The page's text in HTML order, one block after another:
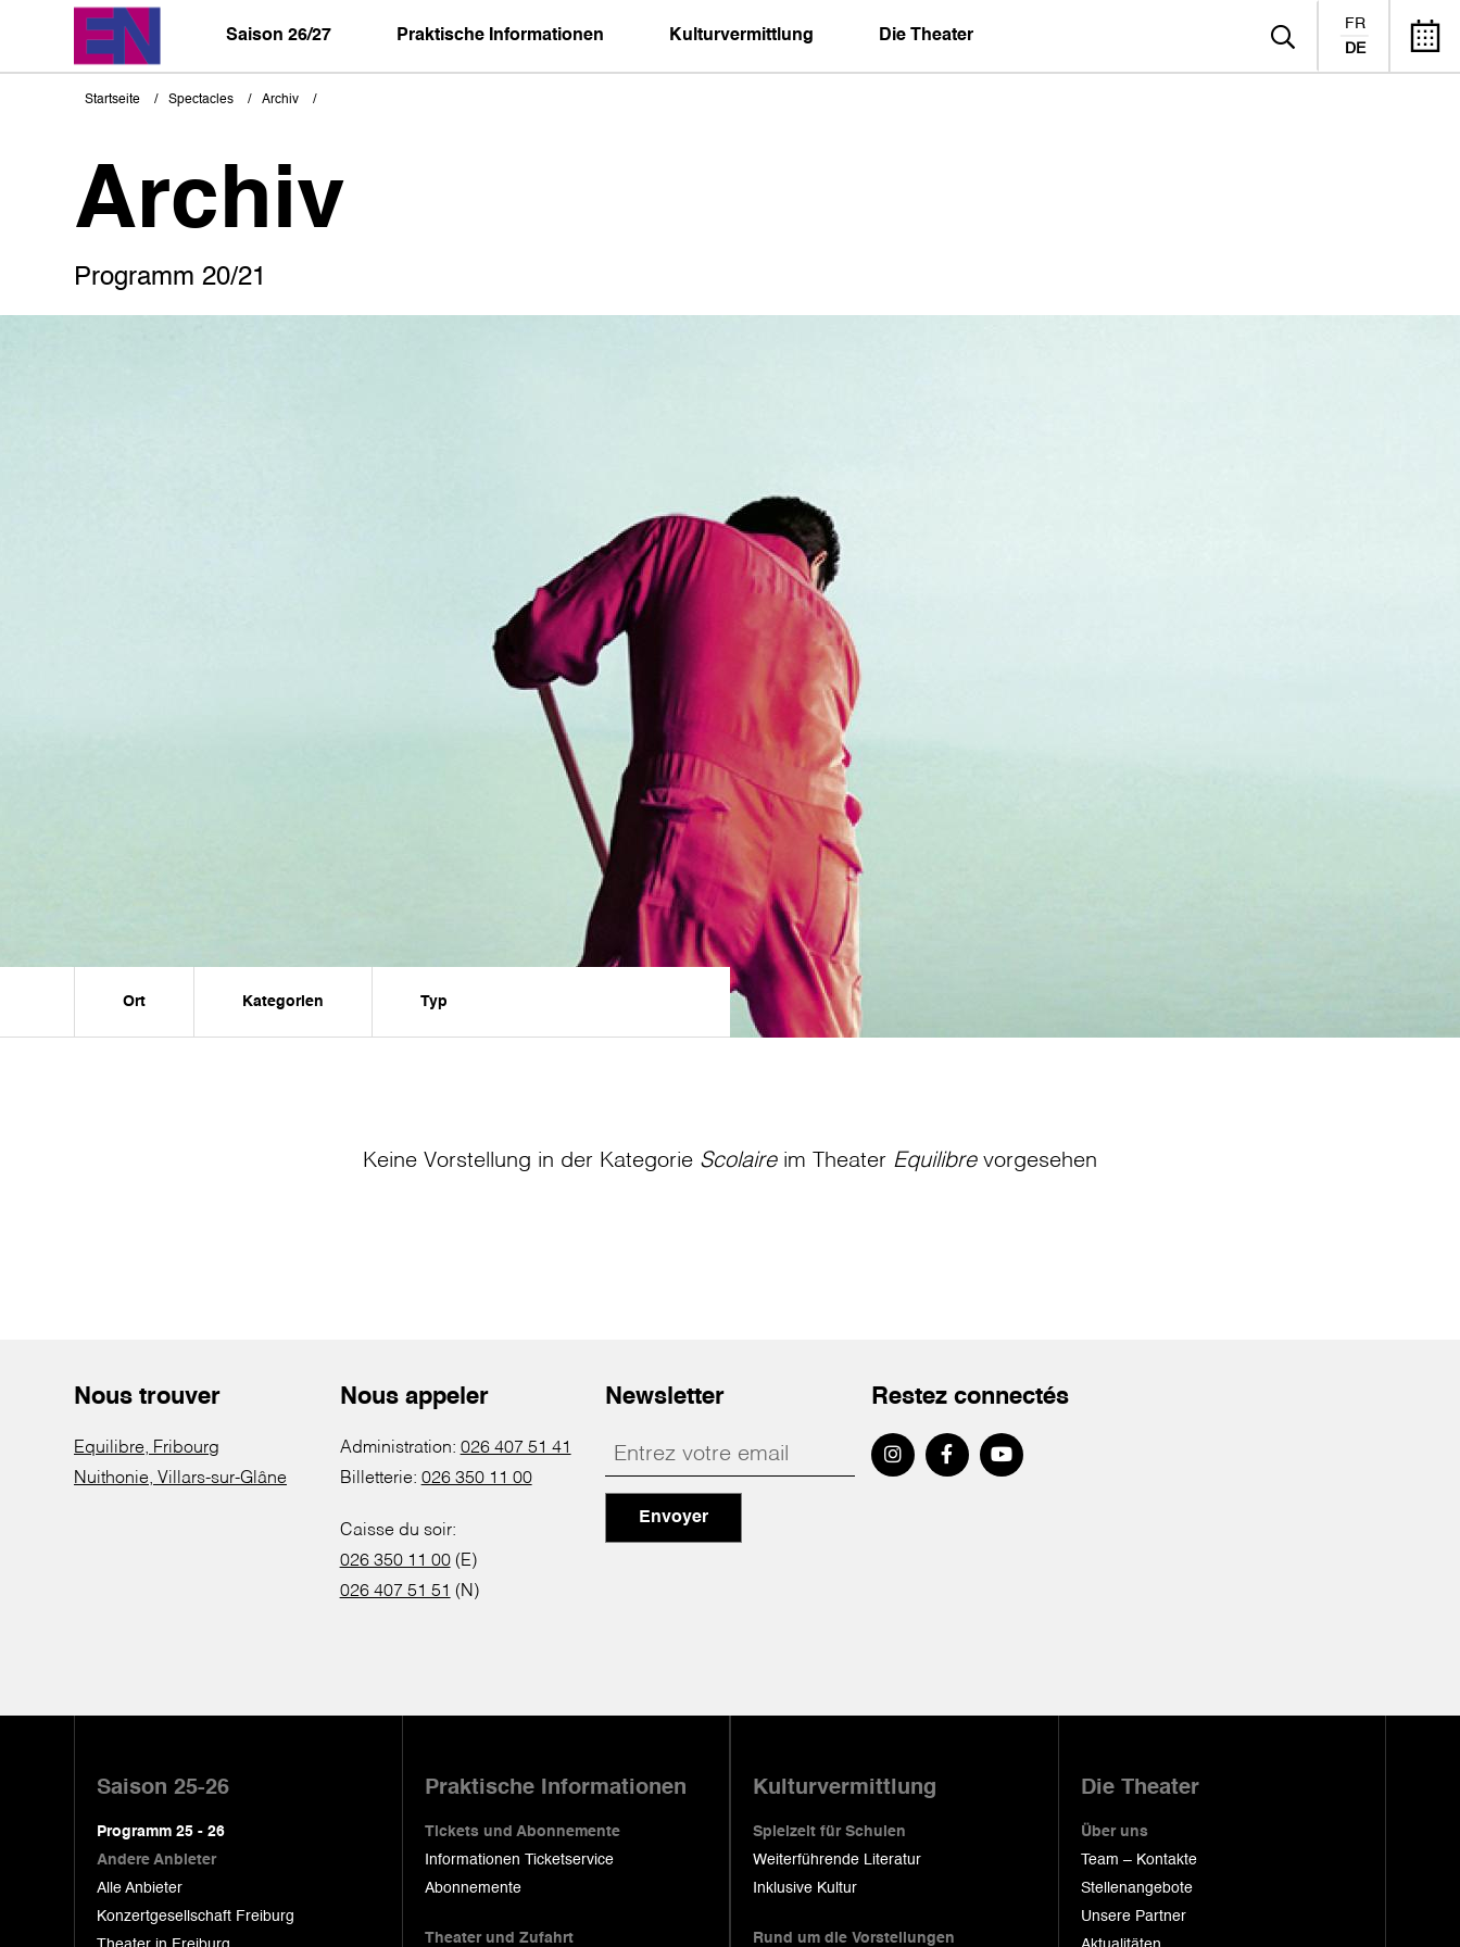
Saison 26/27 Praktische Informationen Kulturvermittlung Die Theater
FR
DE
Pfadnavigation
Startseite Spectacles Archiv
Archiv
Programm 20/21
Ort Kategorien Typ
Keine Vorstellung in der Kategorie Scolaireim Theater Equilibrevorgesehen
Nous trouver
Equilibre, Fribourg
Nuithonie, Villars-sur-Glâne
Nous appeler
Administration: 026 407 51 41
Billetterie: 026 350 11 00
Caisse du soir:
026 350 11 00(E)
026 407 51 51 (N)
Newsletter
Envoyer
Restez connectés
Saison 25-26
Programm 25 - 26
Andere Anbieter
Alle Anbieter
Konzertgesellschaft Freiburg
Praktische Informationen
Tickets und Abonnemente
Informationen Ticketservice
Abonnemente
Theater und Zufahrt
Kulturvermittlung
Spielzeit für Schulen
Weiterführende Literatur
Inklusive Kultur
Rund um die Vorstellungen
Die Theater
Über uns
Team – Kontakte
Stellenangebote
Unsere Partner